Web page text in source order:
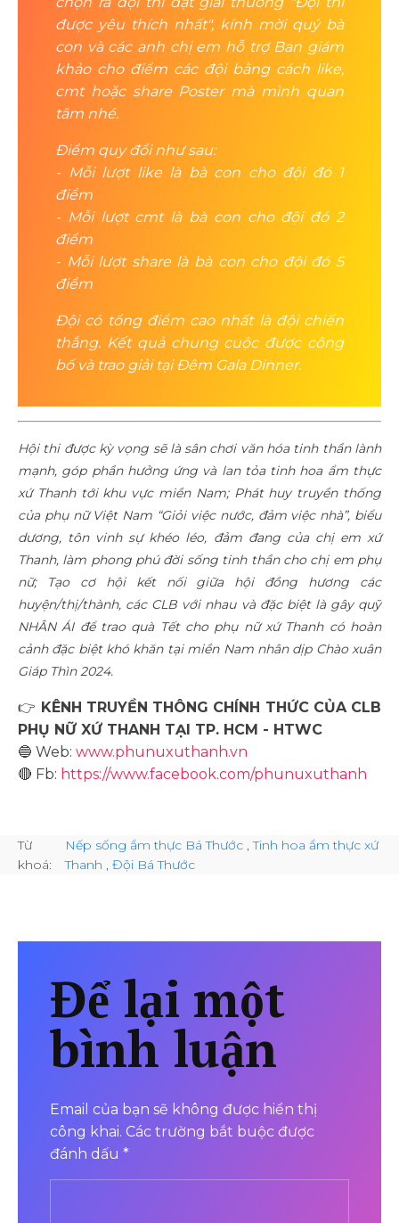
được yêu thích nhất", kính mời quý bà
con và các anh chị em hỗ trợ Ban giám
khảo cho điểm các đội bằng cách like,
cmt hoặc share Poster mà mình quan
tâm nhé.
Điểm quy đổi như sau:
- Mỗi lượt like là bà con cho đội đó 1
điểm
- Mỗi lượt cmt là bà con cho đội đó 2
điểm
- Mỗi lượt share là bà con cho đội đó 5
điểm
Đội có tổng điểm cao nhất là đội chiến
thắng. Kết quả chung cuộc được công
bố và trao giải tại Đêm Gala Dinner.
Hội thi được kỳ vọng sẽ là sân chơi văn hóa tinh thần lành
mạnh, góp phần hưởng ứng và lan tỏa tinh hoa ẩm thực
xứ Thanh tới khu vực miền Nam; Phát huy truyền thống
của phụ nữ Việt Nam “Giỏi việc nước, đảm việc nhà”, biểu
dương, tôn vinh sự khéo léo, đảm đang của chị em xứ
Thanh, làm phong phú đời sống tinh thần cho chị em phụ
nữ; Tạo cơ hội kết nối giữa hội đồng hương các
huyện/thị/thành, các CLB với nhau và đặc biệt là gây quỹ
NHÂN ÁI để trao quà Tết cho phụ nữ xứ Thanh có hoàn
cảnh đặc biệt khó khăn tại miền Nam nhân dịp Chào xuân
Giáp Thìn 2024.
👉 KÊNH TRUYỀN THÔNG CHÍNH THỨC CỦA CLB
PHỤ NỮ XỨ THANH TẠI TP. HCM - HTWC
🔵 Web: www.phunuxuthanh.vn
🔴 Fb: https://www.facebook.com/phunuxuthanh
Từ
khoá:
Nếp sống ẩm thực Bá Thước ,Tinh hoa ẩm thực xứ
Thanh ,Đội Bá Thước
Để lại một
bình luận
Email của bạn sẽ không được hiển thị
công khai. Các trường bắt buộc được
đánh dấu *